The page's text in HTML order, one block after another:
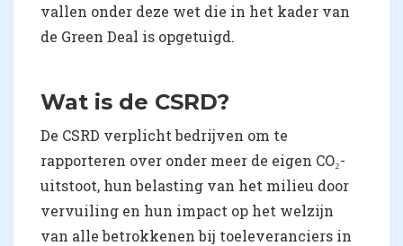
vallen onder deze wet die in het kader van
de Green Deal is opgetuigd.
Wat is de CSRD?
De CSRD verplicht bedrijven om te
rapporteren over onder meer de eigen CO₂-
uitstoot, hun belasting van het milieu door
vervuiling en hun impact op het welzijn
van alle betrokkenen bij toeleveranciers in